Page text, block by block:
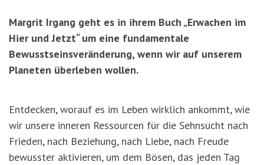
Margrit Irgang geht es in ihrem Buch „Erwachen im
Hier und Jetzt“ um eine fundamentale
Bewusstseinsveränderung, wenn wir auf unserem
Planeten überleben wollen.
Entdecken, worauf es im Leben wirklich ankommt, wie
wir unsere inneren Ressourcen für die Sehnsucht nach
Frieden, nach Beziehung, nach Liebe, nach Freude
bewusster aktivieren, um dem Bösen, das jeden Tag